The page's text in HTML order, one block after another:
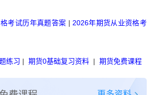
考试历年真题答案 | 2026年期货从业资格考
练习 |期货0基础复习资料 |期货免费课程